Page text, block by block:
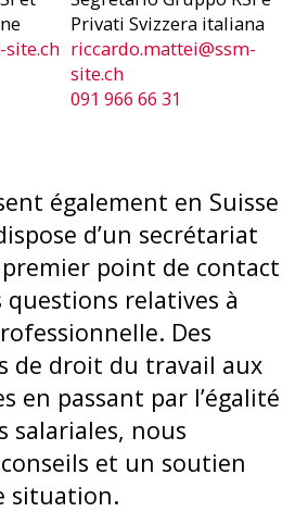
site.ch
Privati Svizzera italiana
riccardo.mattei@ssm-
site.ch
091 966 66 31
également en Suisse
d’un secrétariat
point de contact
relatives à
Des
de droit du travail aux
en passant par l’égalité
salariales, nous
et un soutien
situation.